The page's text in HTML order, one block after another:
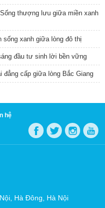
thượng lưu giữa miền xanh
sống xanh giữa lòng đô thị
đầu tư sinh lời bền vững
đẳng cấp giữa lòng Bắc Giang
hệ
Hà Đông, Hà Nội